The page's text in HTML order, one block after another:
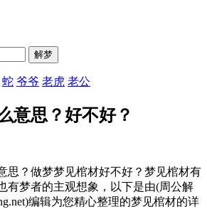
蛇 爷爷 老虎 老公
意思？好不好？
思？做梦梦见棺材好不好？梦见棺材有
有梦者的主观想象，以下是由(周公解
编辑为您精心整理的梦见棺材的详